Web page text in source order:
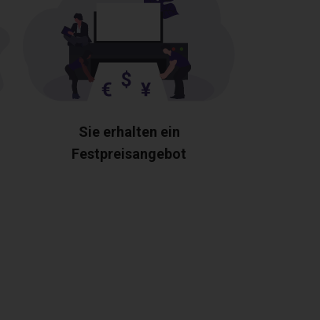
Sie erhalten ein
Festpreisangebot